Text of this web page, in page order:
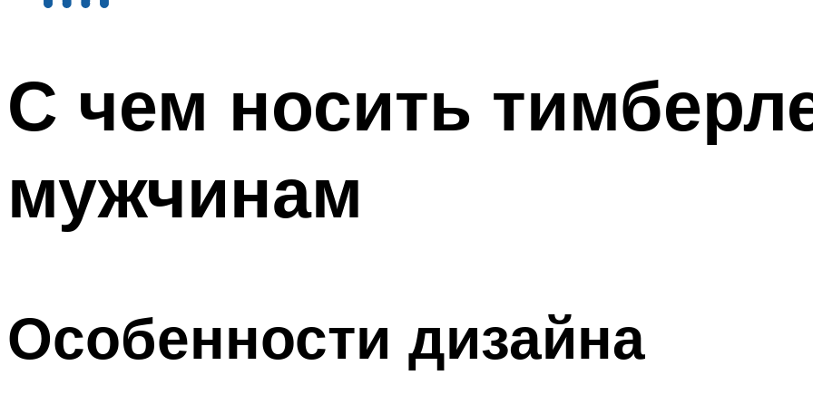
С чем носить
мужчинам
Особенности дизайна